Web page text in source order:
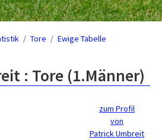
Tore
Ewige Tabelle
: Tore (1.Männer)
zum Profil
von
Patrick Umbreit